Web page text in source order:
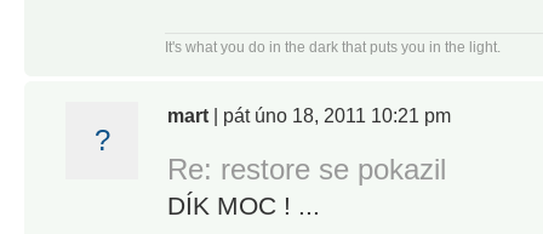
It's what you do in the dark that puts you in the light.
?
mart | pát úno 18, 2011 10:21 pm
Re: restore se pokazil
DÍK MOC ! ...